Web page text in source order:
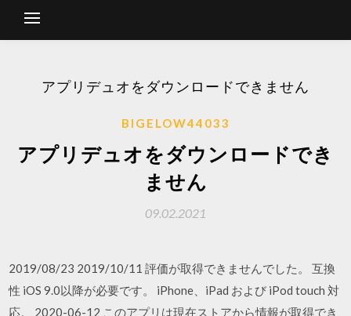
アプリデュオをダウンロードできません
BIGELOW44033
アプリデュオをダウンロードでき
ません
09.02.2021
2019/08/23 2019/10/11 評価が取得できませんでした。 互換
性 iOS 9.0以降が必要です。 iPhone、iPad および iPod touch 対
応。 2020-06-12 このアプリは現在ストアから情報が取得でき